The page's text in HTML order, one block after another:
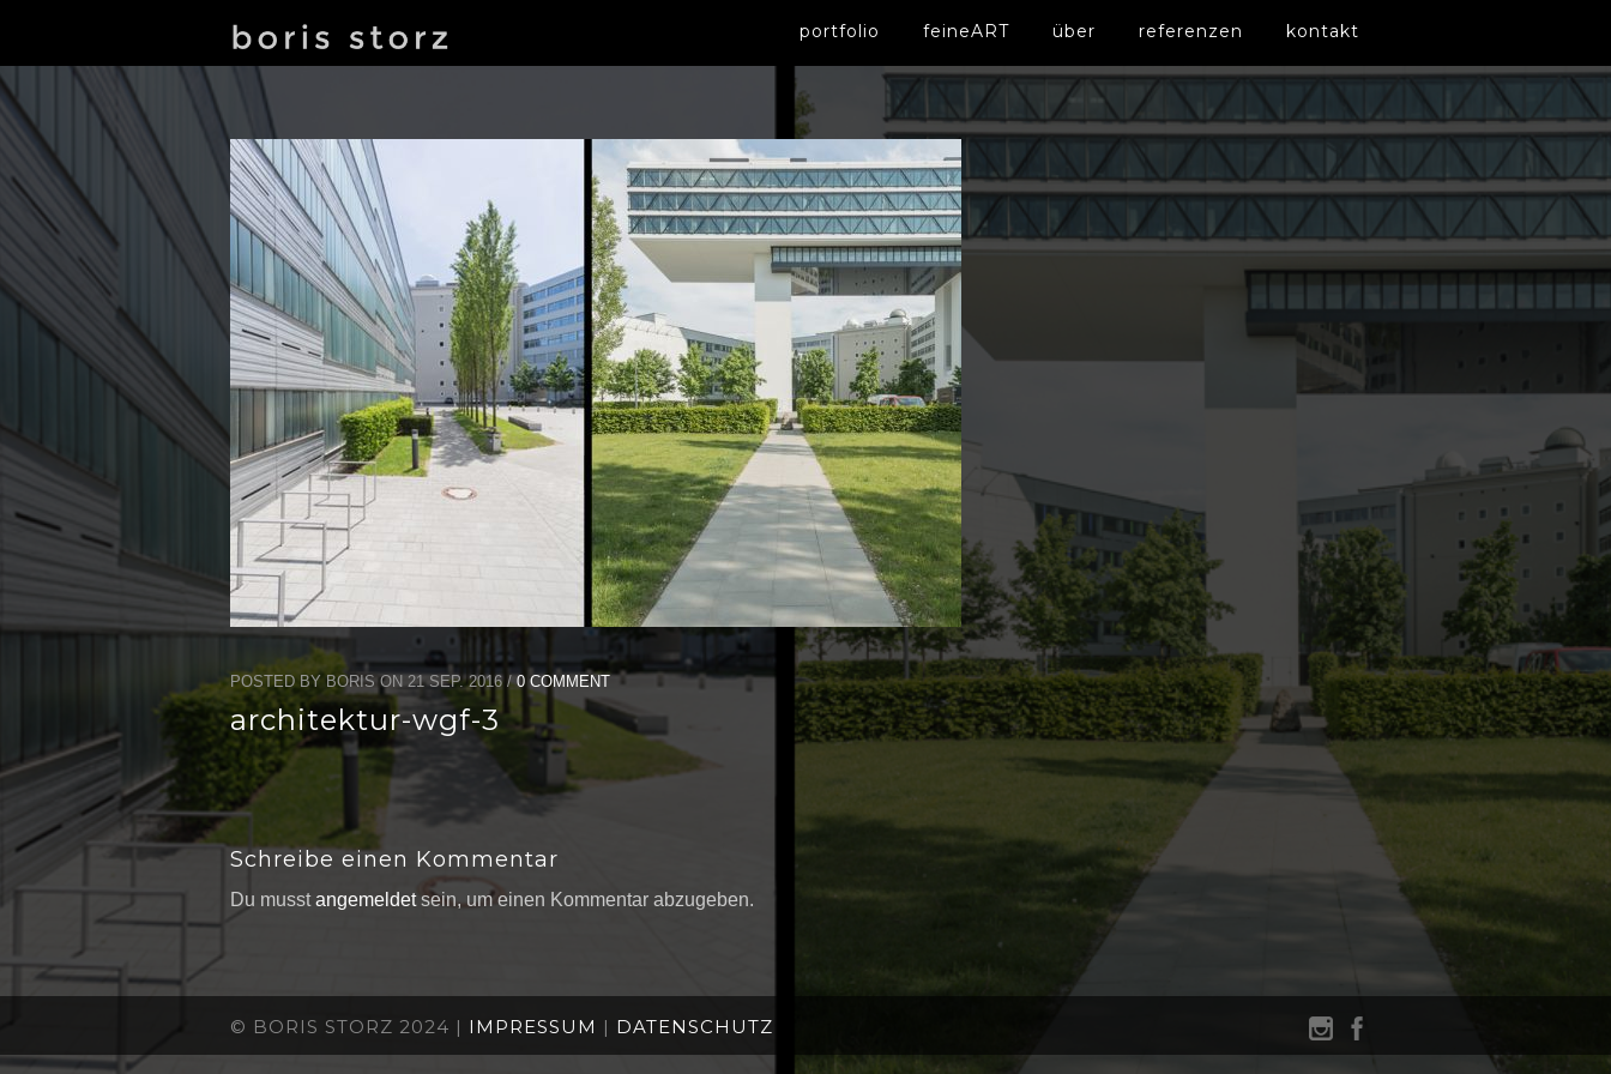
portfolio feineART über referenzen kontakt
POSTED BY BORIS ON 21 SEP. 2016 /0 COMMENT
architektur-wgf-3
Schreibe einen Kommentar
Du musstangemeldetsein, um einen Kommentar abzugeben.
© BORIS STORZ 2024 | IMPRESSUM | DATENSCHUTZ